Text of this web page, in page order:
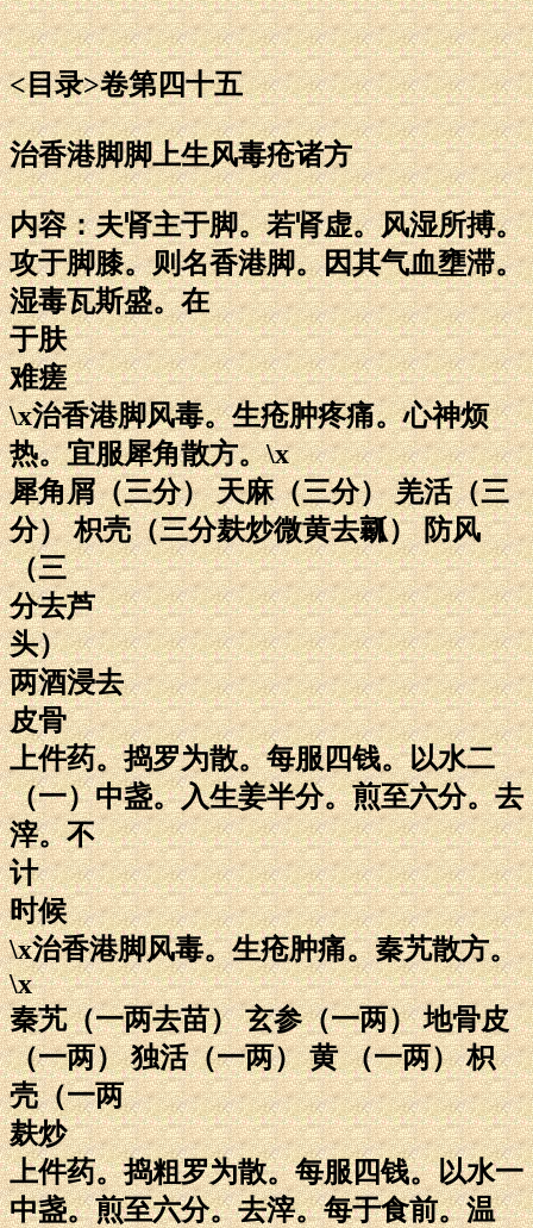
<目录>卷第四十五
治香港脚脚上生风毒疮诸方
内容：夫肾主于脚。若肾虚。风湿所搏。
攻于脚膝。则名香港脚。因其气血壅滞。
湿毒瓦斯盛。在
于肤
难瘥
\x治香港脚风毒。生疮肿疼痛。心神烦
热。宜服犀角散方。\x
犀角屑（三分） 天麻（三分） 羌活（三
分） 枳壳（三分麸炒微黄去瓤） 防风
（三
分去芦
头）
两酒浸去
皮骨
上件药。捣罗为散。每服四钱。以水二
（一）中盏。入生姜半分。煎至六分。去
滓。不
计
时候
\x治香港脚风毒。生疮肿痛。秦艽散方。
\x
秦艽（一两去苗） 玄参（一两） 地骨皮
（一两） 独活（一两） 黄 （一两） 枳
壳（一两
麸炒
上件药。捣粗罗为散。每服四钱。以水一
中盏。煎至六分。去滓。每于食前。温